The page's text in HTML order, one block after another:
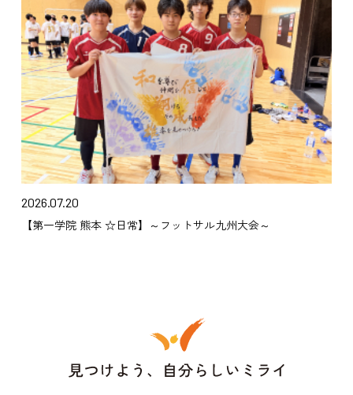
2026.07.20
【第一学院 熊本 ☆日常】～フットサル九州大会～